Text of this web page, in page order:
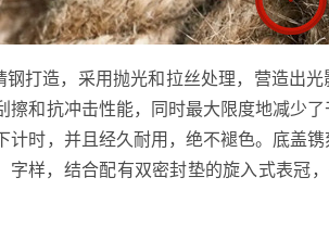
打造，采用抛光和拉丝处理，营造出
和抗冲击性能，同时最大限度地减少
时，并且经久耐用，绝不褪色。底盖
字样，结合配有双密封垫的旋入式表冠